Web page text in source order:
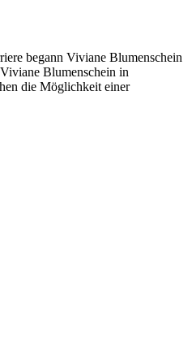
begann Viviane Blumenschein
Blumenschein in
die Möglichkeit einer